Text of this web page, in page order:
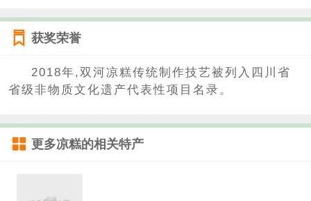
获奖荣誉
2018年,双河凉糕传统制作技艺被列入四川省
省级非物质文化遗产代表性项目名录。
更多凉糕的相关特产